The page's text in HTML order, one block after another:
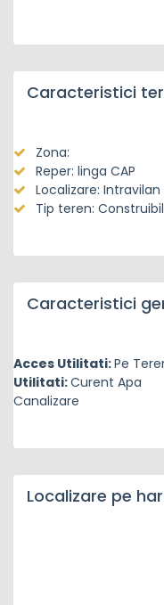
Caracteristici
Zona:
Reper: linga CAP
Localizare: Intravilan
Tip teren: Construibil
Caracteristici
Acces Utilitati:Pe
Utilitati:Curent Apa
Canalizare
Localizare pe